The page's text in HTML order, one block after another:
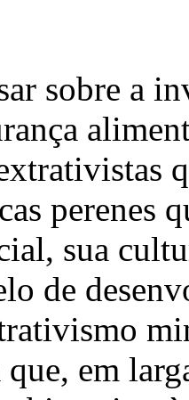
sobre a
perenes
sua
de
em